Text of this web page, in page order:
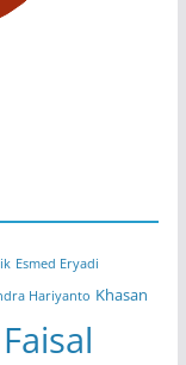
Esmed Eryadi
Hariyanto Khasan